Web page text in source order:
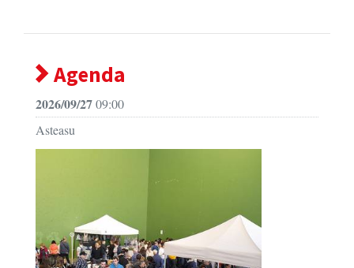
Agenda
2026/09/2709:00
Asteasu